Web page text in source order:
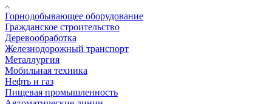
Горнодобывающее оборудование
Гражданское строительство
Деревообработка
Железнодорожный транспорт
Металлургия
Мобильная техника
Нефть и газ
Пищевая промышленность